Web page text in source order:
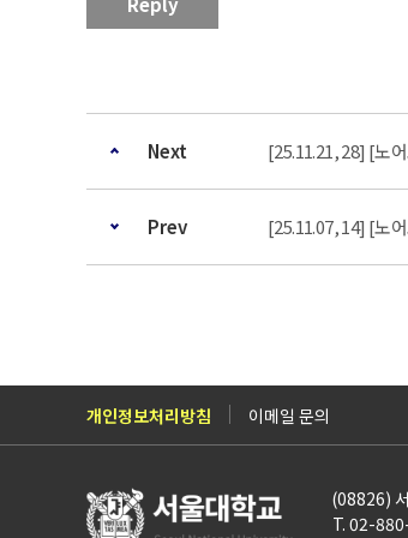
Next [25.11.21, 28] [노
Prev [25.11.07, 14] [노
개인정보처리방침 이메일 문의
(08826)
T. 02-